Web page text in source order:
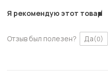
Я рекомендую этот товар
Отзыв был полезен? Да(0)